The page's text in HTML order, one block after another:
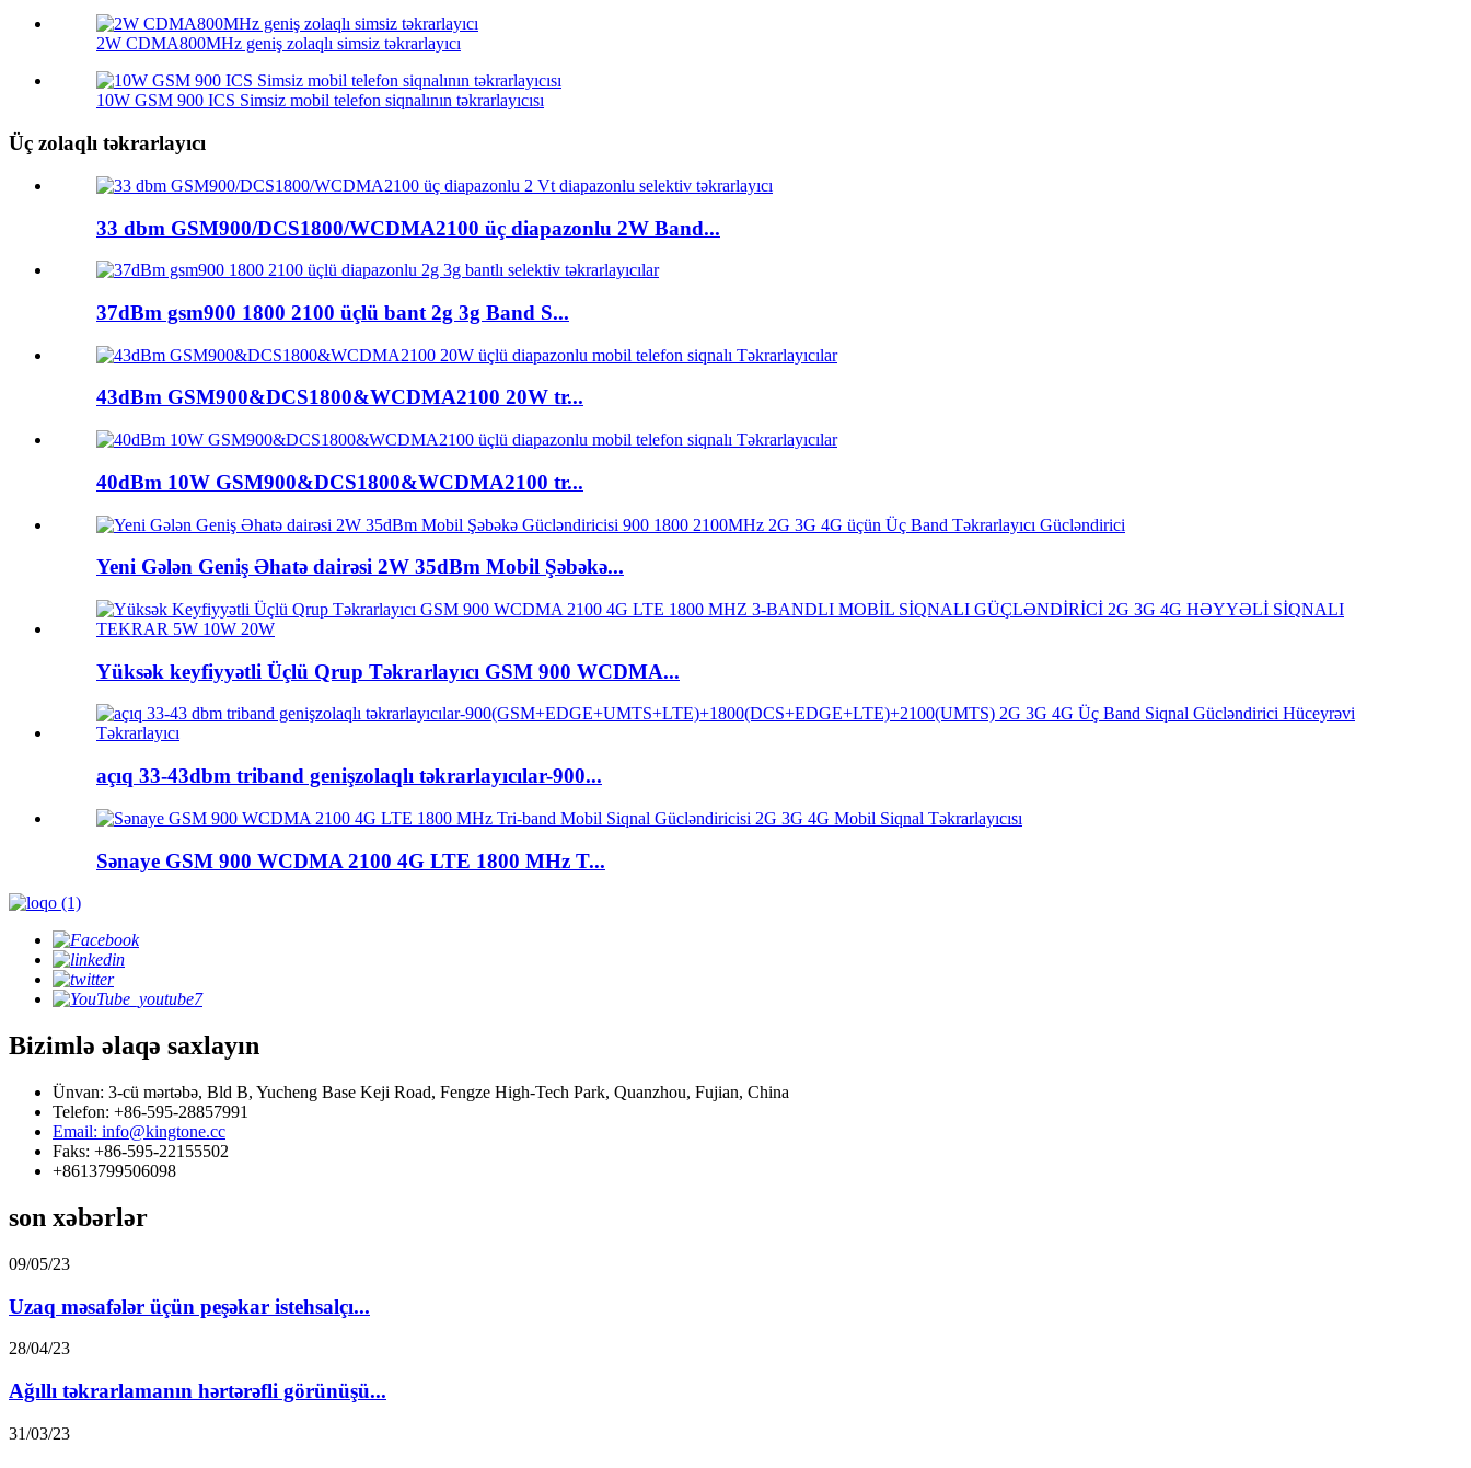
2W CDMA800MHz geniş zolaqlı simsiz təkrarlayıcı
10W GSM 900 ICS Simsiz mobil telefon siqnalının təkrarlayıcısı
Üç zolaqlı təkrarlayıcı
33 dbm GSM900/DCS1800/WCDMA2100 üç diapazonlu 2W Band...
37dBm gsm900 1800 2100 üçlü bant 2g 3g Band S...
43dBm GSM900&DCS1800&WCDMA2100 20W tr...
40dBm 10W GSM900&DCS1800&WCDMA2100 tr...
Yeni Gələn Geniş Əhatə dairəsi 2W 35dBm Mobil Şəbəkə...
Yüksək keyfiyyətli Üçlü Qrup Təkrarlayıcı GSM 900 WCDMA...
açıq 33-43dbm triband genişzolaqlı təkrarlayıcılar-900...
Sənaye GSM 900 WCDMA 2100 4G LTE 1800 MHz T...
Bizimlə əlaqə saxlayın
Ünvan: 3-cü mərtəbə, Bld B, Yucheng Base Keji Road, Fengze High-Tech Park, Quanzhou, Fujian, China
Telefon: +86-595-28857991
Email: info@kingtone.cc
Faks: +86-595-22155502
+8613799506098
son xəbərlər
09/05/23
Uzaq məsafələr üçün peşəkar istehsalçı...
28/04/23
Ağıllı təkrarlamanın hərtərəfli görünüşü...
31/03/23